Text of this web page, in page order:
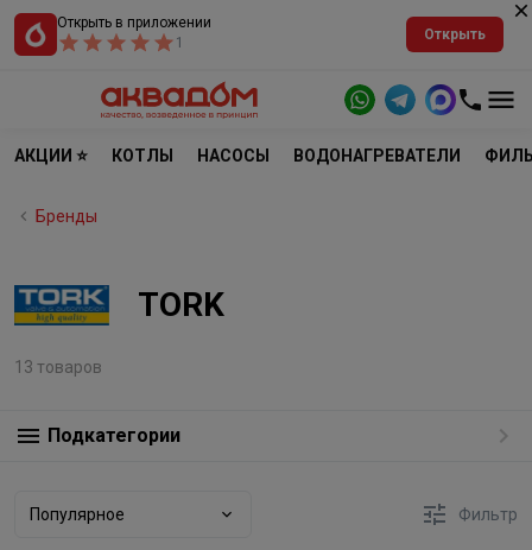
Открыть в приложении
1
Открыть
АКЦИИ ⭐ КОТЛЫ НАСОСЫ ВОДОНАГРЕВАТЕЛИ
Бренды
TORK
13 товаров
Подкатегории
Популярное Фильтр